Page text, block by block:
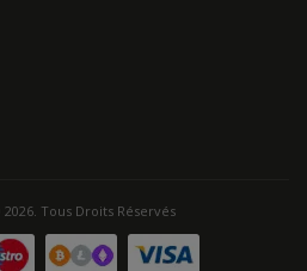
Tous Droits Réservés